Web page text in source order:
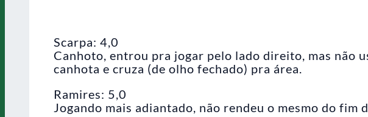
Scarpa: 4,0
Canhoto, entrou pra jogar pelo lado direito, mas não
canhota e cruza (de olho fechado) pra área.
Ramires: 5,0
Jogando mais adiantado, não rendeu o mesmo do fim